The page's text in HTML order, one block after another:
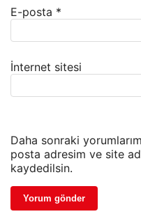
E-posta *
İnternet sitesi
Daha sonraki
posta adresim ve site
kaydedilsin.